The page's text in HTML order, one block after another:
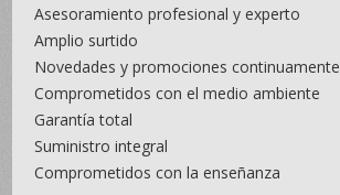
Asesoramiento profesional y experto
Amplio surtido
Novedades y promociones continuamente
Comprometidos con el medio ambiente
Garantía total
Suministro integral
Comprometidos con la enseñanza